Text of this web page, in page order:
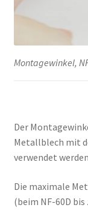
Montagewinkel,
Der
Metallblech mit
verwendet
Die maximale
(beim NF-60D